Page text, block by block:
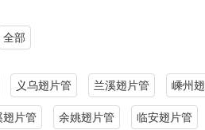
全部
义乌翅片管 兰溪翅片管 嵊州
翅片管 余姚翅片管 临安翅片管